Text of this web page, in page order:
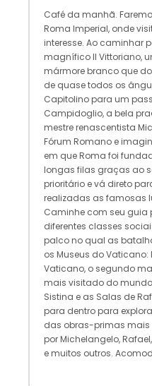
Café da manhã.
Roma Imperial, onde
interesse. Ao caminhar
magnífico Il Vittoriano,
mármore branco que
de quase todos os
Capitolino para um
Campidoglio, a bela
mestre renascentista
Fórum Romano e
em que Roma foi
longas filas graças ao
prioritário e vá direto
realizadas as famosas
Caminhe com seu guia
diferentes classes
palco no qual as
os Museus do Vaticano:
Vaticano, o segundo
mais visitado do
Sistina e as Salas de
para dentro para
das obras-primas
por Michelangelo,
e muitos outros.